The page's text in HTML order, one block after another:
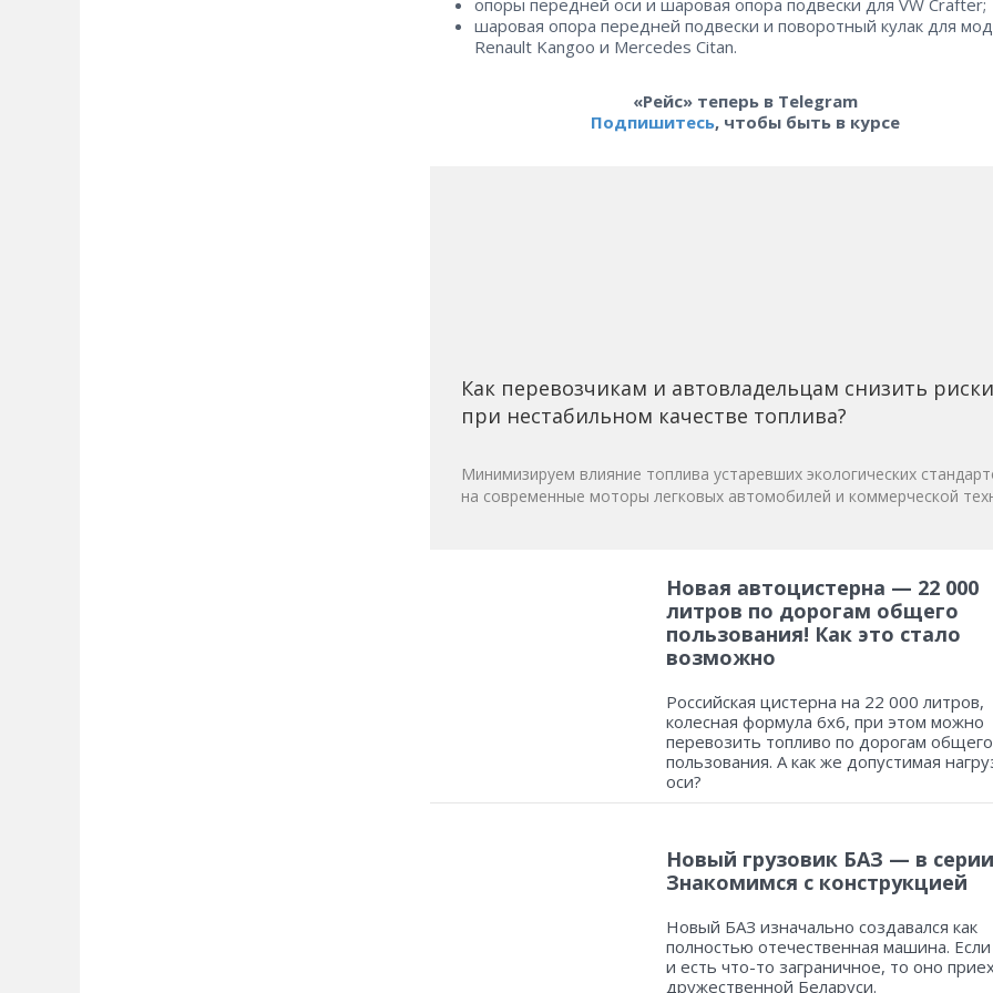
шаровая опора передней подвески и поворотный кулак для
Renault Kangoo и Mercedes Citan.
«Рейс» теперь в Telegram
Подпишитесь, чтобы быть в курсе
Как перевозчикам и автовладельцам снизить риски
при нестабильном качестве топлива?
Минимизируем влияние топлива устаревших экологических
на современные моторы легковых автомобилей и коммерческой
Новая автоцистерна — 22 000
литров по дорогам общего
пользования! Как это стало
возможно
Российская цистерна на 22 000 литров,
колесная формула 6х6, при этом можно
перевозить топливо по дорогам общего
пользования. А как же допустимая
оси?
Новый грузовик БАЗ — в
Знакомимся с конструкцией
Новый БАЗ изначально создавался как
полностью отечественная машина.
и есть что-то заграничное, то оно
дружественной Беларуси.